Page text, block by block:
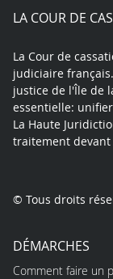
LA COUR DE
La Cour de
judiciaire
justice de l'Île de
essentielle:
La Haute
traitement devant
© Tous droits
DÉMARCHES
Comment faire un